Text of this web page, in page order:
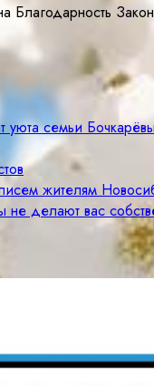
семьи
жителям
не делают вас